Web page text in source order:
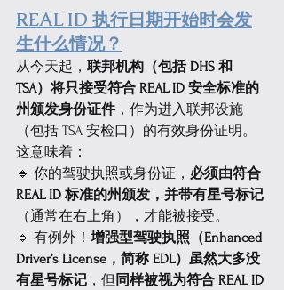
REAL ID 执行日期开始时会发
生什么情况？
从今天起， 联邦机构（包括 DHS 和
TSA）将只接受符合 REAL ID 安全标准的
州颁发身份证件，作为进入联邦设施
（包括 TSA 安检口）的有效身份证明。
这意味着：
🔹 你的驾驶执照或身份证， 必须由符合
REAL ID 标准的州颁发，并带有星号标记
（通常在右上角），才能被接受。
🔹 有例外！ 增强型驾驶执照（Enhanced
Driver’s License，简称 EDL）虽然大多没
有星号标记 ，但 同样被视为符合 REAL ID